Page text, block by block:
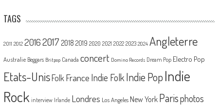
TAGS
2011 2012 20162017 2018 2019 2020 2021 2022 2023 2024 Angleterre
Australie Beggars Britpop Canada concert Domino Records Dream Pop Electro Pop
Etats-UnisFolk France Indie Folk Indie PopIndie
Rock interview Irlande Londres Los Angeles New York Parisphotos